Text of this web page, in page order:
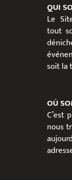
QUI
Le
tout
soit la
OÙ
C’est
nous